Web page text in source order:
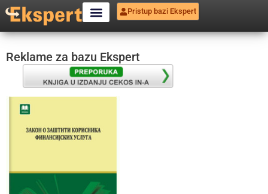
Pristup bazi Ekspert
Reklame za bazu Ekspert